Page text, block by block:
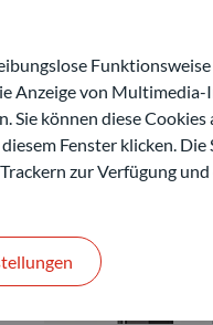
Anzeige von Multimedia-
können diese Cookies
Fenster klicken. Die
zur Verfügung